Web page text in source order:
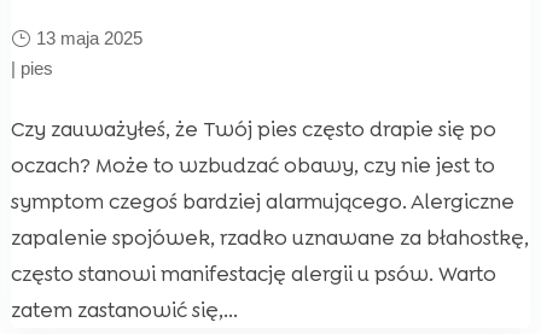
13 maja 2025
| pies
Czy zauważyłeś, że Twój pies często drapie się po
oczach? Może to wzbudzać obawy, czy nie jest to
symptom czegoś bardziej alarmującego. Alergiczne
zapalenie spojówek, rzadko uznawane za błahostkę,
często stanowi manifestację alergii u psów. Warto
zatem zastanowić się,...